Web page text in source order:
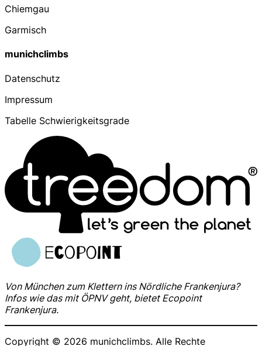
Chiemgau
Garmisch
munichclimbs
Datenschutz
Impressum
Tabelle Schwierigkeitsgrade
Von München zum Klettern ins Nördliche Frankenjura?
Infos wie das mit ÖPNV geht, bietet Ecopoint
Frankenjura.
Copyright © 2026 munichclimbs. Alle Rechte